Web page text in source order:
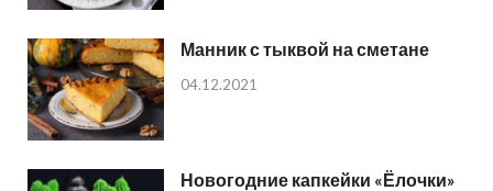
Манник с тыквой на сметане
04.12.2021
Новогодние капкейки «Ёлочки»